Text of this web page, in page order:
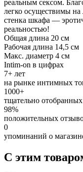
реальным сексом.
легко осуществимы на
стенка шкафа —
реальностью!
Общая длина 20 см
Рабочая длина 14,5 см
Макс. диаметр 4 см
Intim-on в цифрах
7+ лет
на рынке интимных
1000+
тщательно отобранных
98%
положительных
0
упоминаний о
С этим